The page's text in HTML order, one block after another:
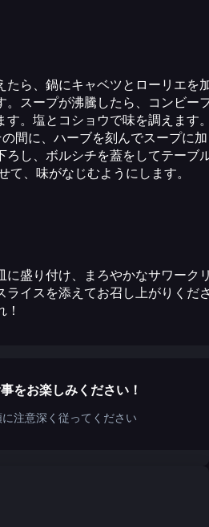
たら、鍋にキャベツとローリエを
。スープが沸騰したら、コンビー
す。塩とコショウで味を調えます
間に、ハーブを刻んでスープに加
ろし、ボルシチを蓋をしてテーブ
、味がなじむようにします。
に盛り付け、まろやかなサワーク
ライスを添えてお召し上がりくだ
をお楽しみください！
注意深く従ってください